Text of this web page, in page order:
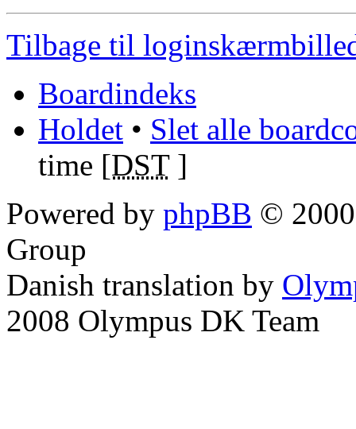
Tilbage til
Boardindeks
Holdet • Slet alle
time [DST]
Powered by phpBB ©
Group
Danish translation by
2008 Olympus DK Team